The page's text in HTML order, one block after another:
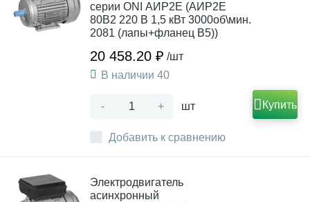
Добавить к сравнению
серии ONI АИР2Е (АИР2Е
80B2 220 В 1,5 кВт 3000об\мин.
2081 (лапы+фланец В5))
20 458.20 ₽ /шт
В наличии 40
- + шт Купить
Электродвигатель
асинхронный